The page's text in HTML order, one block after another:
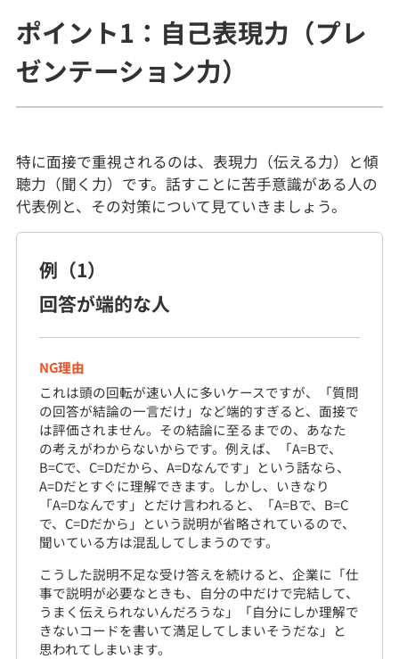
ポイント1：自己表現力（プレ
ゼンテーション力）
特に面接で重視されるのは、表現力（伝える力）と傾
聴力（聞く力）です。話すことに苦手意識がある人の
代表例と、その対策について見ていきましょう。
例（1）
回答が端的な人
NG理由
これは頭の回転が速い人に多いケースですが、「質問
の回答が結論の一言だけ」など端的すぎると、面接で
は評価されません。その結論に至るまでの、あなた
の考えがわからないからです。例えば、「A=Bで、
B=Cで、C=Dだから、A=Dなんです」という話なら、
A=Dだとすぐに理解できます。しかし、いきなり
「A=Dなんです」とだけ言われると、「A=Bで、B=C
で、C=Dだから」という説明が省略されているので、
聞いている方は混乱してしまうのです。
こうした説明不足な受け答えを続けると、企業に「仕
事で説明が必要なときも、自分の中だけで完結して、
うまく伝えられないんだろうな」「自分にしか理解で
きないコードを書いて満足してしまいそうだな」と
思われてしまいます。